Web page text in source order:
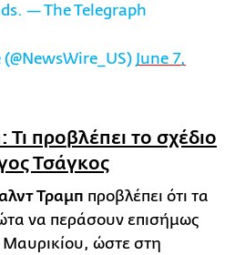
— The Telegraph
June 7,
προβλέπει το σχέδιο
Τσάγκος
Τραμπ προβλέπει ότι τα
να περάσουν επισήμως
Μαυρικίου, ώστε στη